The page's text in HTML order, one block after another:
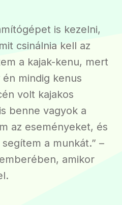
is kezelni,
csinálnia kell az
a kajak-kenu, mert
mindig kenus
volt kajakos
benne vagyok a
az eseményeket, és
a munkát.” –
amikor